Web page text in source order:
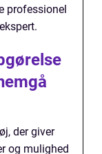
professionel
der giver
og mulighed